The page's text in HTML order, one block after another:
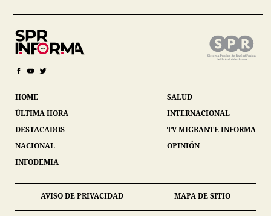
HOME
ÚLTIMA HORA
DESTACADOS
NACIONAL
INFODEMIA
SALUD
INTERNACIONAL
TV MIGRANTE INFORMA
OPINIÓN
AVISO DE PRIVACIDAD MAPA DE SITIO